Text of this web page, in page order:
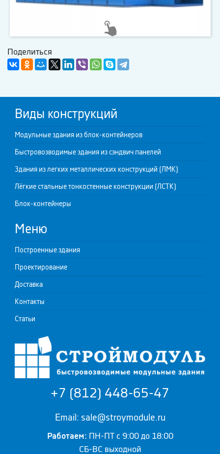
Поделиться
Виды конструкций
Модульные здания из блок-контейнеров
Быстровозводимые здания из сэндвич панелей
Здания из легких металлических конструкций (ЛМК)
Лёгкие стальные тонкостенные конструкции (ЛСТК)
Блок-контейнеры
Меню
Построенные здания
Проектирование
Доставка
Контакты
Статьи
+7 (812) 448-65-47
Email: sale@stroymodule.ru
Работаем: ПН-ПТ с 9:00 до 18:00
СБ-ВС выходной